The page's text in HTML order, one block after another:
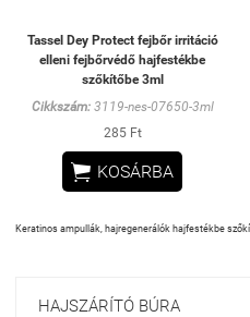
Tassel Dey Protect fejbőr irritáció
elleni fejbőrvédő hajfestékbe
szőkítőbe 3ml
Cikkszám:3119-nes-07650-3ml
285 Ft
 KOSÁRBA
Keratinos ampullák, hajregenerálók hajfestékbe
HAJSZÁRÍTÓ BÚRA